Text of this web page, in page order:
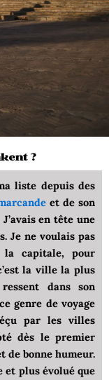
?
liste depuis des
et de son
en tête une
Je ne voulais pas
la capitale, pour
la ville la plus
dans son
genre de voyage
par les villes
dès le premier
de bonne humeur.
et plus évolué que